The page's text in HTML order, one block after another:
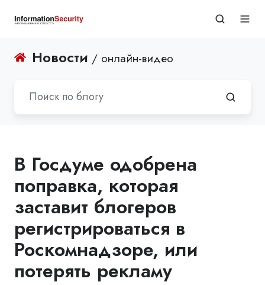
Новости / онлайн-видео
В Госдуме одобрена
поправка, которая
заставит блогеров
регистрироваться в
Роскомнадзоре, или
потерять рекламу